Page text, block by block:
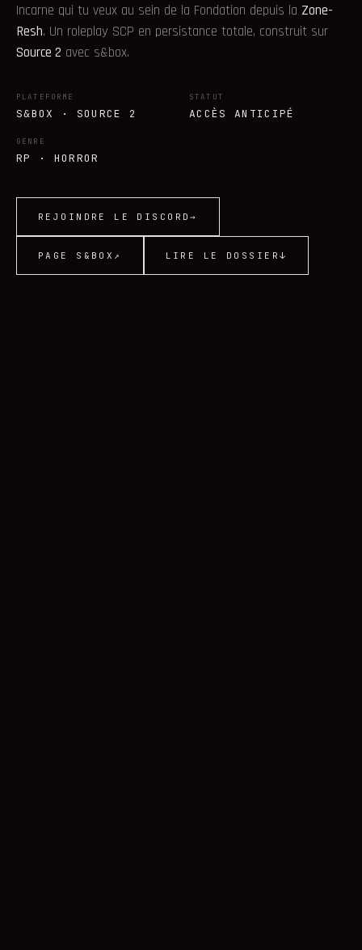
Incarne qui tu veux au sein de la Fondation depuis la Zone-
Resh. Un roleplay SCP en persistance totale, construit sur
Source 2 avec s&box.
PLATEFORME
S&BOX · SOURCE 2
STATUT
ACCÈS ANTICIPÉ
GENRE
RP · HORROR
REJOINDRE LE DISCORD→
PAGE S&BOX ↗ LIRE LE DOSSIER ↓